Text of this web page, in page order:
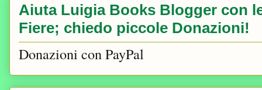
Aiuta Luigia Books Blogger con
Fiere; chiedo piccole Donazioni!
Donazioni con PayPal